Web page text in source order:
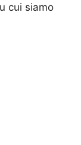
cui siamo